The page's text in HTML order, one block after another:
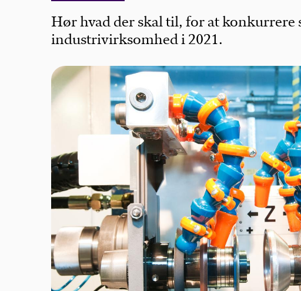
Hør hvad der skal til, for at konkurrere
industrivirksomhed i 2021.